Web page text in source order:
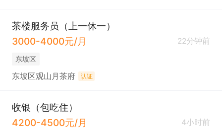
茶楼服务员（上一休一）
3000-4000元/月
22分钟前
东坡区
东坡区观山月茶府 认证
收银（包吃住）
4200-4500元/月
4小时前